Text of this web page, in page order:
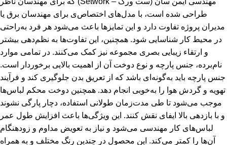
طراحی شده است، با مدل‌های اختصاص‌ی برای مهندسان برق یا
مدیران پروژه تفاوت دارد و این تمایزها باعث می‌شود هر فرد به‌راحتی
در محیط کار شناسایی شود. همچنین، این تفاوت‌ها به نظم‌دهی بیشتر
و ارتقاء زیبایی بصری مجموعه نیز کمک می‌کنند. در تمامی موارد
نام‌برده، جنس پارچه و نوع دوخت آن از اهمیت بالایی برخوردار است.
جنس پارچه باید به‌گونه‌ای باشد که از تعریق بدن جلوگیری کند و فرآیند
تهویه و گردش هوا را به‌خوبی انجام دهد. همچنین دوخت محکم لباس‌ها
موجب می‌شود تا طی مدت‌زمان طولانی استفاده، دچار پارگی نشوند
و با بازدهی بالا ایفای نقش کنند. این ویژگی‌ها باعث افزایش طول عمر
لباس‌های کار مهندسی می‌شود و نیاز به تعویض مداوم و زودهنگام
آن‌ها را کمتر می‌کند. این محصول در چندین رنگ مختلف و به همراه